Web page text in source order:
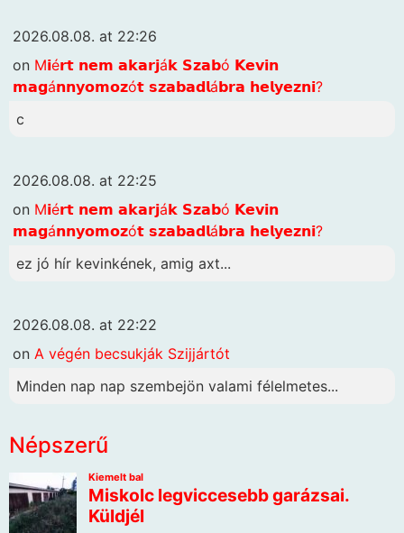
2026.08.08. at 22:26
on M𝗶é𝗿𝘁 𝗻𝗲𝗺 𝗮𝗸𝗮𝗿𝗷á𝗸 𝗦𝘇𝗮𝗯ó 𝗞𝗲𝘃𝗶𝗻
𝗺𝗮𝗴á𝗻𝗻𝘆𝗼𝗺𝗼𝘇ó𝘁 𝘀𝘇𝗮𝗯𝗮𝗱𝗹á𝗯𝗿𝗮 𝗵𝗲𝗹𝘆𝗲𝘇𝗻𝗶?
c
2026.08.08. at 22:25
on M𝗶é𝗿𝘁 𝗻𝗲𝗺 𝗮𝗸𝗮𝗿𝗷á𝗸 𝗦𝘇𝗮𝗯ó 𝗞𝗲𝘃𝗶𝗻
𝗺𝗮𝗴á𝗻𝗻𝘆𝗼𝗺𝗼𝘇ó𝘁 𝘀𝘇𝗮𝗯𝗮𝗱𝗹á𝗯𝗿𝗮 𝗵𝗲𝗹𝘆𝗲𝘇𝗻𝗶?
ez jó hír kevinkének, amig axt...
2026.08.08. at 22:22
on A végén becsukják Szijjártót
Minden nap nap szembejön valami félelmetes...
Népszerű